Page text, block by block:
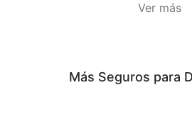
Ver más
Más Seguros para